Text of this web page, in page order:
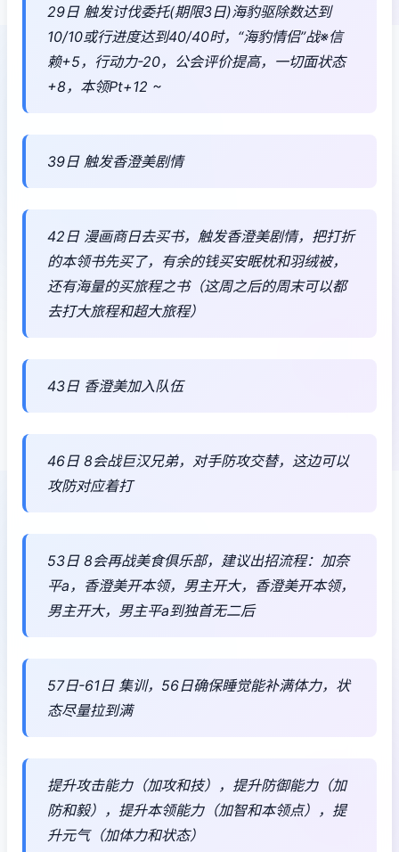
29日 触发讨伐委托(期限3日)海豹驱除数达到
10/10或行进度达到40/40时，“海豹情侣”战※信
赖+5，行动力-20，公会评价提高，一切面状态
+8，本领Pt+12 ~
39日 触发香澄美剧情
42日 漫画商日去买书，触发香澄美剧情，把打折
的本领书先买了，有余的钱买安眠枕和羽绒被，
还有海量的买旅程之书（这周之后的周末可以都
去打大旅程和超大旅程）
43日 香澄美加入队伍
46日 8会战巨汉兄弟，对手防攻交替，这边可以
攻防对应着打
53日 8会再战美食俱乐部，建议出招流程：加奈
平a，香澄美开本领，男主开大，香澄美开本领，
男主开大，男主平a到独首无二后
57日-61日 集训，56日确保睡觉能补满体力，状
态尽量拉到满
提升攻击能力（加攻和技），提升防御能力（加
防和毅），提升本领能力（加智和本领点），提
升元气（加体力和状态）